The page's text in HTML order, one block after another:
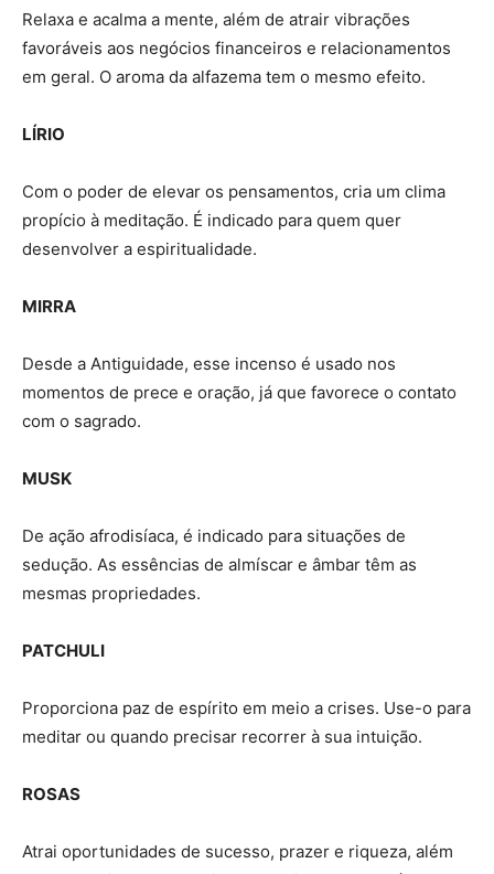
Relaxa e acalma a mente, além de atrair vibrações
favoráveis aos negócios financeiros e relacionamentos
em geral. O aroma da alfazema tem o mesmo efeito.
LÍRIO
Com o poder de elevar os pensamentos, cria um clima
propício à meditação. É indicado para quem quer
desenvolver a espiritualidade.
MIRRA
Desde a Antiguidade, esse incenso é usado nos
momentos de prece e oração, já que favorece o contato
com o sagrado.
MUSK
De ação afrodisíaca, é indicado para situações de
sedução. As essências de almíscar e âmbar têm as
mesmas propriedades.
PATCHULI
Proporciona paz de espírito em meio a crises. Use-o para
meditar ou quando precisar recorrer à sua intuição.
ROSAS
Atrai oportunidades de sucesso, prazer e riqueza, além